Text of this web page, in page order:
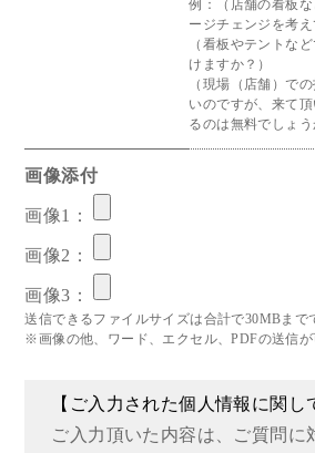
例：（店舗の看板
ージチェンジを考え
（看板やテントな
けますか？）
（現場（店舗）で
いのですが、来て
るのは無料でしょう
画像添付
画像1：
画像2：
画像3：
送信できるファイルサイズは合計で30MBまで
※画像の他、ワード、エクセル、PDFの送信が
【ご入力された個人情報に関し
ご入力頂いた内容は、ご質問に